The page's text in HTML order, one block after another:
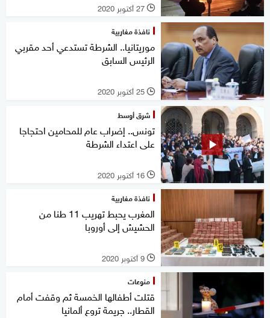
l 27 أكتوبر 2020
نافذة مغاربية
موريتانيا.. الشرطة تستدعي أحد مقربي
الرئيس السابق
l 25 أكتوبر 2020
شرق أوسط
تونس.. إضراب عام للمحامين احتجاجا
على اعتداء الشرطة
l 16 أكتوبر 2020
نافذة مغاربية
المغرب يحبط تهريب 11 طنا من
الحشيش إلى أوروبا
l 9 أكتوبر 2020
منوعات
قتلت أطفالها الخمسة ثم وقفت أمام
القطار.. جريمة تروع ألمانيا